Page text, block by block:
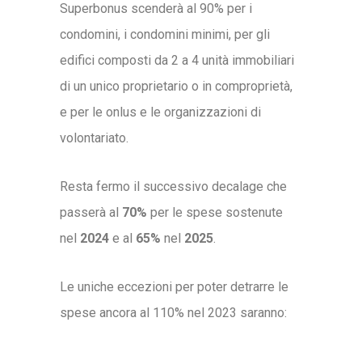
Superbonus scenderà al 90% per i
condomini, i condomini minimi, per gli
edifici composti da 2 a 4 unità immobiliari
di un unico proprietario o in comproprietà,
e per le onlus e le organizzazioni di
volontariato.
Resta fermo il successivo decalage che
passerà al 70% per le spese sostenute
nel 2024e al 65% nel 2025.
Le uniche eccezioni per poter detrarre le
spese ancora al 110% nel 2023 saranno: